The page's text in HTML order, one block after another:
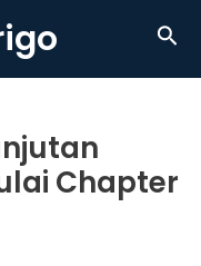
Chapter